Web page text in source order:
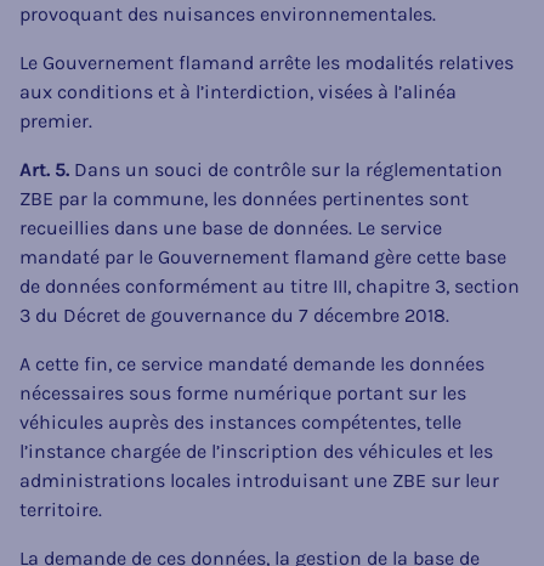
provoquant des nuisances environnementales.
Le Gouvernement flamand arrête les modalités relatives
aux conditions et à l’interdiction, visées à l’alinéa
premier.
Art. 5. Dans un souci de contrôle sur la réglementation
ZBE par la commune, les données pertinentes sont
recueillies dans une base de données. Le service
mandaté par le Gouvernement flamand gère cette base
de données conformément au titre III, chapitre 3, section
3 du Décret de gouvernance du 7 décembre 2018.
A cette fin, ce service mandaté demande les données
nécessaires sous forme numérique portant sur les
véhicules auprès des instances compétentes, telle
l’instance chargée de l’inscription des véhicules et les
administrations locales introduisant une ZBE sur leur
territoire.
La demande de ces données, la gestion de la base de